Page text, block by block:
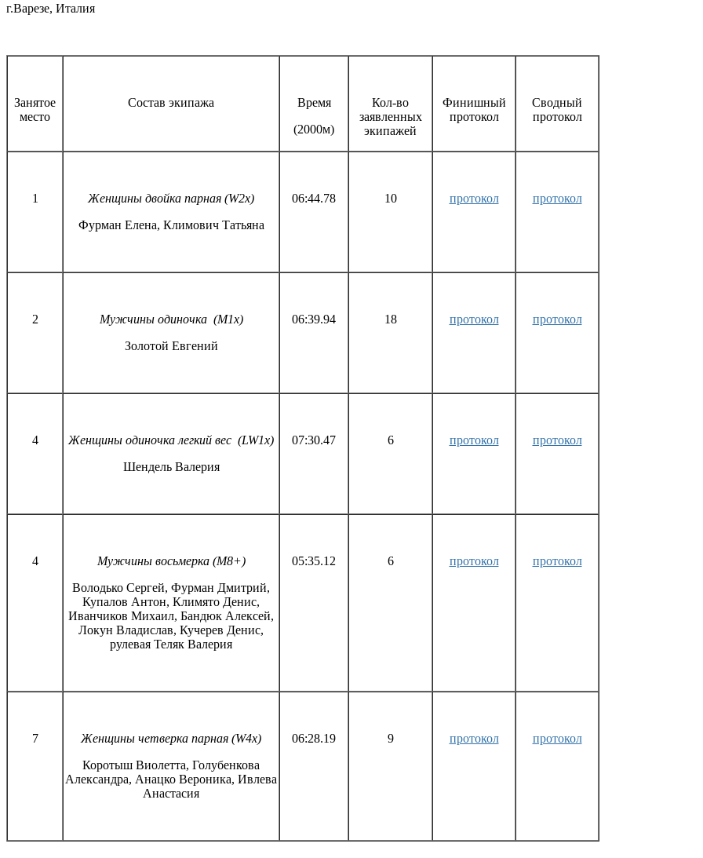
г.Варезе, Италия
Занятое
место
Состав экипажа
Время
(2000м)
Кол-во
заявленных
экипажей
Финишный
протокол
Сводный
протокол
1
Женщины двойка парная (W2x)
Фурман Елена, Климович Татьяна
06:44.78 10 протокол протокол
2
Мужчины одиночка (М1х)
Золотой Евгений
06:39.94 18 протокол протокол
4
Женщины одиночка легкий вес (LW1x)
Шендель Валерия
07:30.47 6 протокол протокол
4
Мужчины восьмерка (M8+)
Володько Сергей, Фурман Дмитрий,
Купалов Антон, Климято Денис,
Иванчиков Михаил, Бандюк Алексей,
Локун Владислав, Кучерев Денис,
рулевая Теляк Валерия
05:35.12 6 протокол протокол
7
Женщины четверка парная (W4x)
Коротыш Виолетта, Голубенкова
Александра, Анацко Вероника, Ивлева
Анастасия
06:28.19 9 протокол протокол